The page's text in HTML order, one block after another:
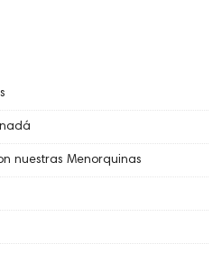
nuestras Menorquinas